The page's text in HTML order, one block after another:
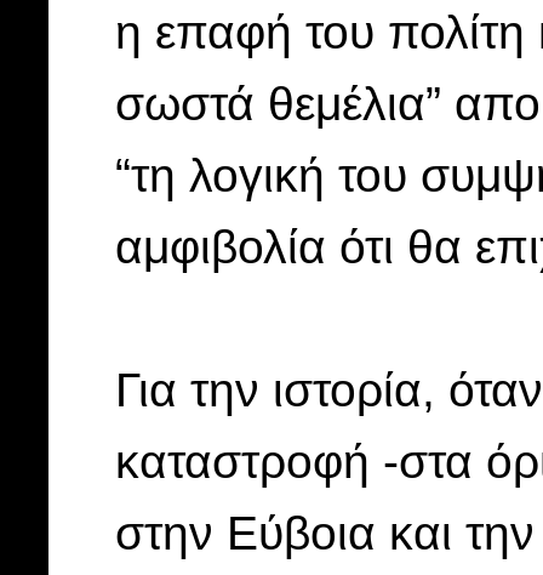
η επαφή του πολίτη
σωστά θεμέλια”
“τη λογική του
αμφιβολία ότι θα
Για την ιστορία,
καταστροφή -στα
στην Εύβοια και